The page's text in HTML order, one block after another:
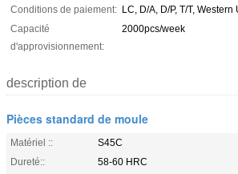
Conditions de paiement: LC, D/A, D/P, T/T, Western
Capacité
d'approvisionnement:
2000pcs/week
description de
Pièces standard de moule
Matériel ::
S45C
Dureté::
58-60 HRC